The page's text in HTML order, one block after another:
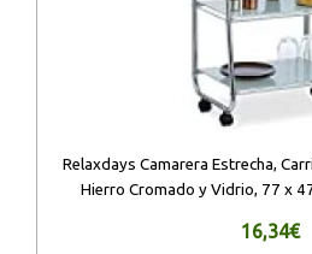
Relaxdays Camarera Estrecha,
Hierro Cromado y Vidrio, 77 x
16,34€